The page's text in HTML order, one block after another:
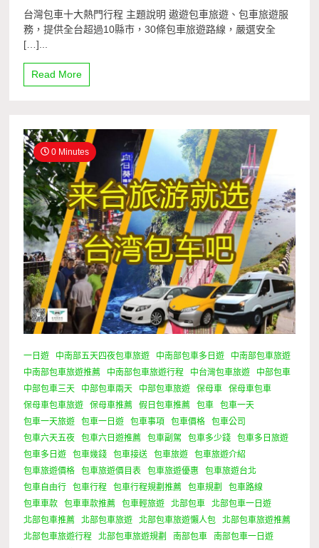
台灣包車十大熱門行程 主題說明 遨遊包車旅遊、包車旅遊服
務，提供全台超過10縣市，30條包車旅遊路線，嚴選安全
[…]...
Read More
0 Minutes
一日遊 中南部五天四夜包車旅遊 中南部包車多日遊
中南部包車旅遊
中南部包車旅遊推薦
中南部包車旅遊行程 中台灣包車旅遊
中部包車
中部包車三天
中部包車兩天 中部包車旅遊 保母車
保母車包車
保母車包車旅遊
保母車推薦 假日包車推薦 包車
包車一天
包車一天旅遊
包車一日遊 包車事項 包車價格
包車公司
包車六天五夜
包車六日遊推薦 包車副駕 包車多少錢
包車多日旅遊
包車多日遊
包車幾錢 包車接送 包車旅遊
包車旅遊介紹
包車旅遊價格
包車旅遊價目表 包車旅遊優惠
包車旅遊台北
包車自由行
包車行程 包車行程規劃推薦 包車規劃
包車路線
包車車款
包車車款推薦 包車輕旅遊 北部包車
北部包車一日遊
北部包車推薦
北部包車旅遊 北部包車旅遊懶人包
北部包車旅遊推薦
北部包車旅遊行程
北部包車旅遊規劃 南部包車 南部包車一日遊